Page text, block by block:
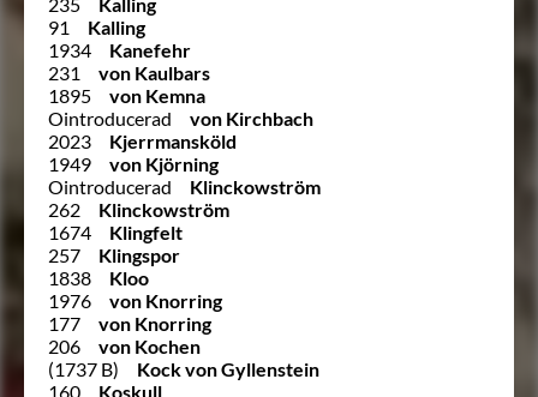
91
Kalling
1934
Kanefehr
231
von Kaulbars
1895
von Kemna
Ointroducerad
von Kirchbach
2023
Kjerrmansköld
1949
von Kjörning
Ointroducerad
Klinckowström
262
Klinckowström
1674
Klingfelt
257
Klingspor
1838
Kloo
1976
von Knorring
177
von Knorring
206
von Kochen
(1737 B)
Kock von Gyllenstein
160
Koskull